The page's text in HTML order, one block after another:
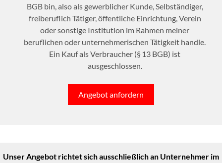
BGB bin, also als gewerblicher Kunde, Selbständiger,
freiberuflich Tätiger, öffentliche Einrichtung, Verein
oder sonstige Institution im Rahmen meiner
beruflichen oder unternehmerischen Tätigkeit handle.
Ein Kauf als Verbraucher (§ 13 BGB) ist
ausgeschlossen.
Angebot anfordern
Unser Angebot richtet sich ausschließlich an Unternehmer im